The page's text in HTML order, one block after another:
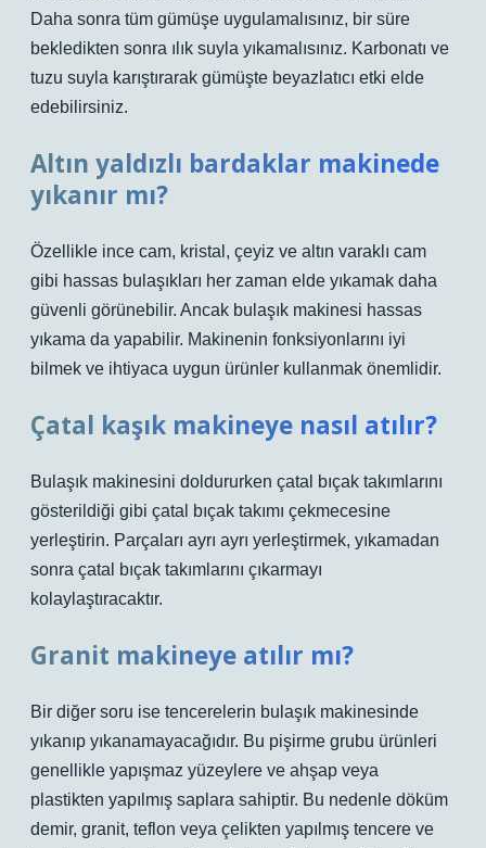
Daha sonra tüm gümüşe uygulamalısınız, bir süre
bekledikten sonra ılık suyla yıkamalısınız. Karbonatı ve
tuzu suyla karıştırarak gümüşte beyazlatıcı etki elde
edebilirsiniz.
Altın yaldızlı bardaklar makinede
yıkanır mı?
Özellikle ince cam, kristal, çeyiz ve altın varaklı cam
gibi hassas bulaşıkları her zaman elde yıkamak daha
güvenli görünebilir. Ancak bulaşık makinesi hassas
yıkama da yapabilir. Makinenin fonksiyonlarını iyi
bilmek ve ihtiyaca uygun ürünler kullanmak önemlidir.
Çatal kaşık makineye nasıl atılır?
Bulaşık makinesini doldururken çatal bıçak takımlarını
gösterildiği gibi çatal bıçak takımı çekmecesine
yerleştirin. Parçaları ayrı ayrı yerleştirmek, yıkamadan
sonra çatal bıçak takımlarını çıkarmayı
kolaylaştıracaktır.
Granit makineye atılır mı?
Bir diğer soru ise tencerelerin bulaşık makinesinde
yıkanıp yıkanamayacağıdır. Bu pişirme grubu ürünleri
genellikle yapışmaz yüzeylere ve ahşap veya
plastikten yapılmış saplara sahiptir. Bu nedenle döküm
demir, granit, teflon veya çelikten yapılmış tencere ve